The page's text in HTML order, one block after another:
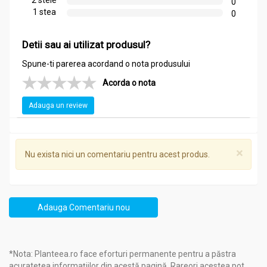
Ulei esential integral lavanda angustifolia 5ml - LIFE
Lavandă (Lavandula angustifolia), ulei esențial 100%
Ambalat in:Romania
ULEI VOLATIL INTEGRAL (NEFRACTIONAT):
• fără solvenți sintetici
• obținut din plante proaspete
• ingredient de proveniență UE
Produs notificat de: Serviciul Național pentru Plante Medicinale,
Notificare nr.: 11210/02.08.2017.
Ulei esential integral lavanda angustifolia 5ml - LIFE
0
1 stea
0
Detii sau ai utilizat produsul?
Spune-ti parerea acordand o nota produsului
Acorda o nota
Adauga un review
×
Nu exista nici un comentariu pentru acest produs.
Adauga Comentariu nou
*Nota: Planteea.ro face eforturi permanente pentru a păstra